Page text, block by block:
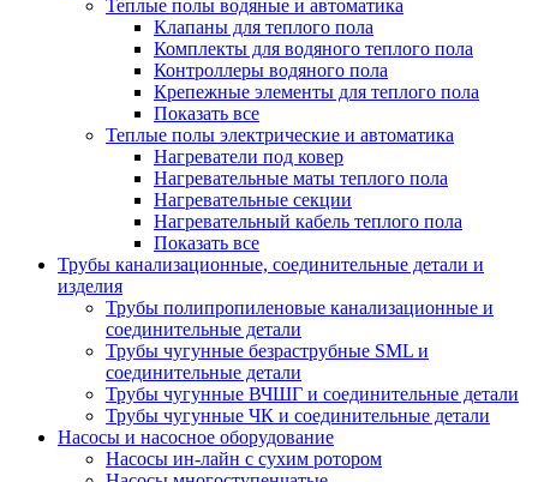
Теплые полы водяные и автоматика
Клапаны для теплого пола
Комплекты для водяного теплого пола
Контроллеры водяного пола
Крепежные элементы для теплого пола
Показать все
Теплые полы электрические и автоматика
Нагреватели под ковер
Нагревательные маты теплого пола
Нагревательные секции
Нагревательный кабель теплого пола
Показать все
Трубы канализационные, соединительные детали и
изделия
Трубы полипропиленовые канализационные и
соединительные детали
Трубы чугунные безраструбные SML и
соединительные детали
Трубы чугунные ВЧШГ и соединительные детали
Трубы чугунные ЧК и соединительные детали
Насосы и насосное оборудование
Насосы ин-лайн с сухим ротором